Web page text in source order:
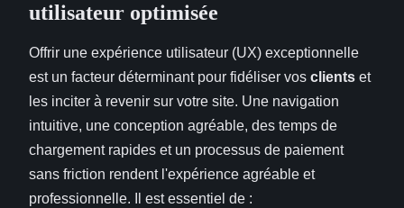
utilisateur optimisée
Offrir une expérience utilisateur (UX) exceptionnelle
est un facteur déterminant pour fidéliser vos clients et
les inciter à revenir sur votre site. Une navigation
intuitive, une conception agréable, des temps de
chargement rapides et un processus de paiement
sans friction rendent l'expérience agréable et
professionnelle. Il est essentiel de :